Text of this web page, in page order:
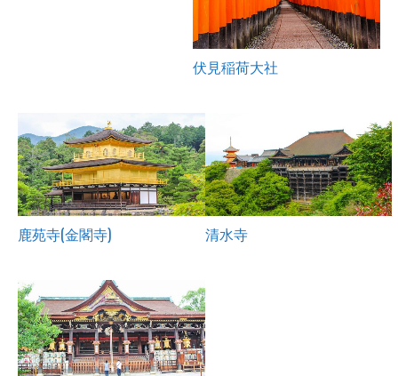
伏見稲荷大社
鹿苑寺(金閣寺) 清水寺